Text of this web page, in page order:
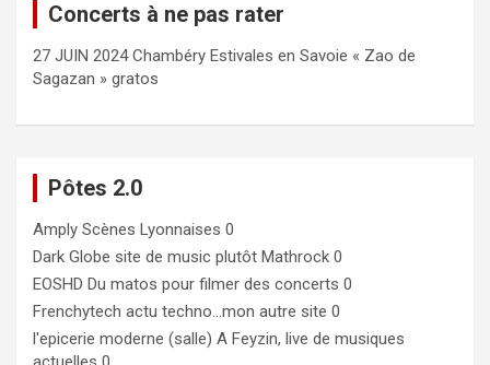
Concerts à ne pas rater
27 JUIN 2024 Chambéry Estivales en Savoie « Zao de
Sagazan » gratos
Pôtes 2.0
Amply Scènes Lyonnaises 0
Dark Globe site de music plutôt Mathrock 0
EOSHD Du matos pour filmer des concerts 0
Frenchytech actu techno…mon autre site 0
l'epicerie moderne (salle) A Feyzin, live de musiques